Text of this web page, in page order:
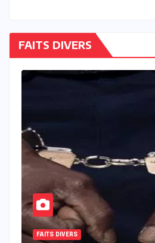
FAITS DIVERS
FAITS DIVERS